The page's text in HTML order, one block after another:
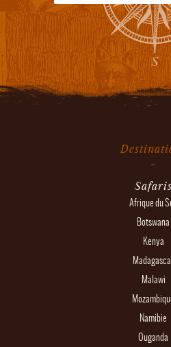
Safaris
Afrique du
Botswana
Kenya
Malawi
Namibie
Ouganda